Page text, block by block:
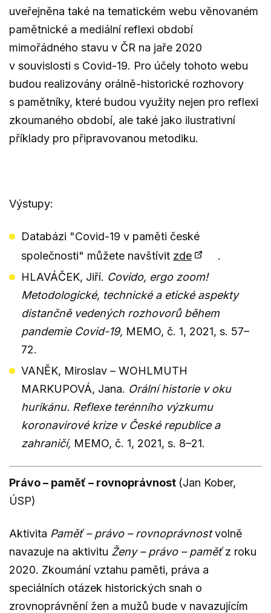
uveřejněna také na tematickém webu věnovaném
pamětnické a mediální reflexi období
mimořádného stavu v ČR na jaře 2020
v souvislosti s Covid-19. Pro účely tohoto webu
budou realizovány orálně-historické rozhovory
s pamětníky, které budou využity nejen pro reflexi
zkoumaného období, ale také jako ilustrativní
příklady pro připravovanou metodiku.
Výstupy:
Databázi "Covid-19 v paměti české
společnosti" můžete navštívit zde
.
HLAVÁČEK, Jiří. Covido, ergo zoom!
Metodologické, technické a etické aspekty
distančně vedených rozhovorů během
pandemie Covid-19, MEMO, č. 1, 2021, s. 57–
72.
VANĚK, Miroslav – WOHLMUTH
MARKUPOVÁ, Jana. Orální historie v oku
hurikánu. Reflexe terénního výzkumu
koronavirové krize v České republice a
zahraničí, MEMO, č. 1, 2021, s. 8–21.
Právo – paměť – rovnoprávnost (Jan Kober,
ÚSP)
Aktivita Paměť – právo – rovnoprávnostvolně
navazuje na aktivitu Ženy – právo – paměťz roku
2020. Zkoumání vztahu paměti, práva a
speciálních otázek historických snah o
zrovnoprávnění žen a mužů bude v navazujícím